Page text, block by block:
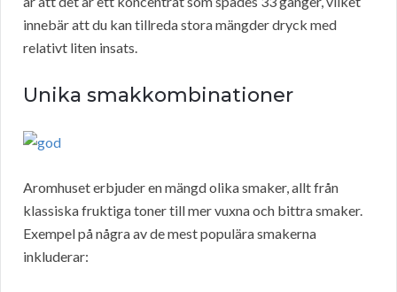
innebär att du kan tillreda stora mängder dryck med
relativt liten insats.
Unika smakkombinationer
Aromhuset erbjuder en mängd olika smaker, allt från
klassiska fruktiga toner till mer vuxna och bittra smaker.
Exempel på några av de mest populära smakerna
inkluderar: